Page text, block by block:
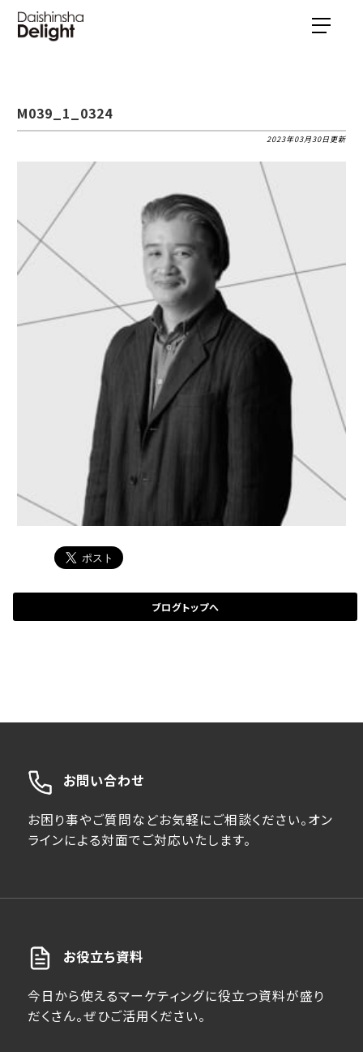
M039_1_0324
2023年03月30日更新
ブログトップへ
お問い合わせ
お困り事やご質問などお気軽にご相談ください。オン
ラインによる対面でご対応いたします。
お役立ち資料
今日から使えるマーケティングに役立つ資料が盛り
だくさん。ぜひご活用ください。